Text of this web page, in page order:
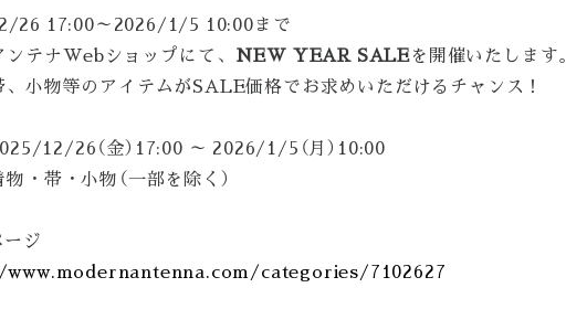
26 17:00～2026/1/5 10:00まで
テナWebショップにて、 NEW YEAR SALEを開催いたします。
、小物等のアイテムがSALE価格でお求めいただけるチャンス！
12/26（金）17:00 ～ 2026/1/5（月）10:00
・帯・小物（一部を除く）
ジ
categories/7102627